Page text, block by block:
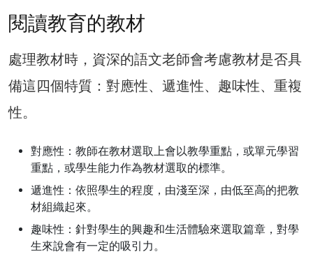
閱讀教育的教材
處理教材時，資深的語文老師會考慮教材是否具
備這四個特質：對應性、遞進性、趣味性、重複
性。
對應性：教師在教材選取上會以教學重點，或單元學習
重點，或學生能力作為教材選取的標準。
遞進性：依照學生的程度，由淺至深，由低至高的把教
材組織起來。
趣味性：針對學生的興趣和生活體驗來選取篇章，對學
生來說會有一定的吸引力。